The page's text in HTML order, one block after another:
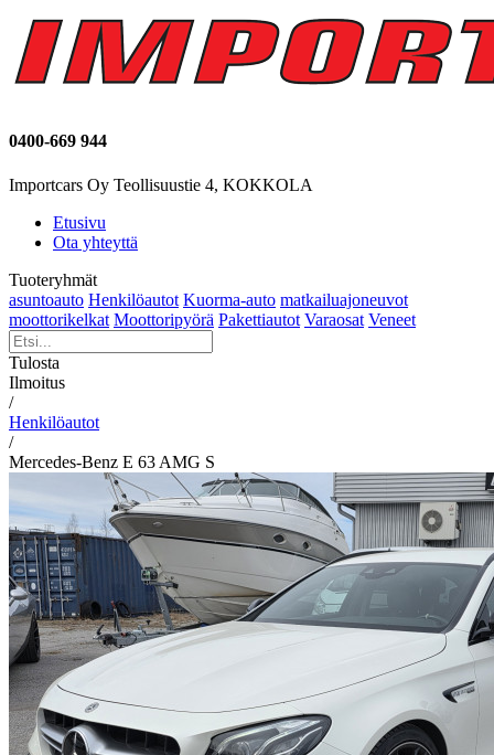
0400-669 944
Importcars Oy Teollisuustie 4, KOKKOLA
Etusivu
Ota yhteyttä
Tuoteryhmät
asuntoauto Henkilöautot Kuorma-auto matkailuajoneuvot
moottorikelkat Moottoripyörä Pakettiautot Varaosat Veneet
Tulosta
Ilmoitus
/
Henkilöautot
/
Mercedes-Benz E 63 AMG S